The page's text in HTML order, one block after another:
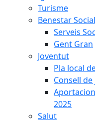
Turisme
Benestar Social
Serveis
Gent Gran
Joventut
Pla local
Consell
2025
Salut